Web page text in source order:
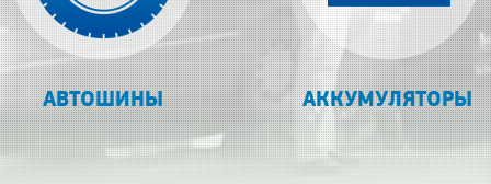
АВТОШИНЫ АККУМУЛЯТОРЫ